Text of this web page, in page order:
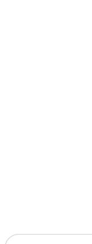
Suchen